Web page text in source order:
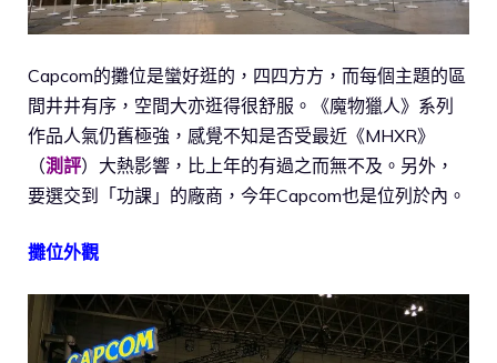
Capcom的攤位是蠻好逛的，四四方方，而每個主題的區
間井井有序，空間大亦逛得很舒服。《魔物獵人》系列
作品人氣仍舊極強，感覺不知是否受最近《MHXR》
（測評）大熱影響，比上年的有過之而無不及。另外，
要選交到「功課」的廠商，今年Capcom也是位列於內。
攤位外觀